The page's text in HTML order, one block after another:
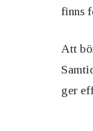
finns
Att
ger